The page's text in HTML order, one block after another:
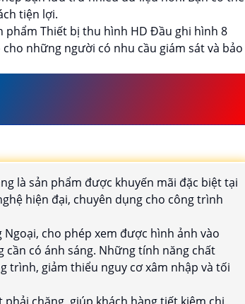
tiện lợi.
Thiết bị thu hình HD Đầu ghi hình 8
những người có nhu cầu giám sát và bảo
là sản phẩm được khuyến mãi đặc biệt tại
hiện đại, chuyên dụng cho công trình
cho phép xem được hình ảnh vào
có ánh sáng. Những tính năng chất
trình, giảm thiểu nguy cơ xâm nhập và tối